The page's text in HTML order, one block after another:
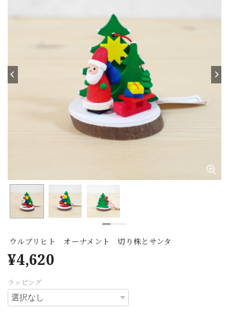
ウルブリヒト オーナメント 切り株とサンタ
¥4,620
ラッピング